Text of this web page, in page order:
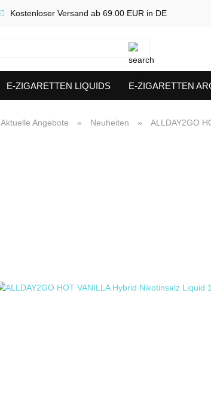
Kostenloser Versand ab 69.00 EUR in DE
E-ZIGARETTEN LIQUIDS E-ZIGARETTEN
Aktuelle Angebote » Neuheiten » ALLDAY2GO